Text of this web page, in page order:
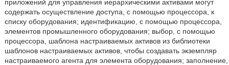
приложений для управления иерархическими активами могут
содержать осуществление доступа, с помощью процессора, к
списку оборудования; идентификацию, с помощью процессора,
элементов промышленного оборудования; выбор, с помощью
процессора, шаблона настраиваемых активов из библиотеки
шаблонов настраиваемых активов, чтобы создавать экземпляр
настраиваемого агента для элемента оборудования; заполнение,